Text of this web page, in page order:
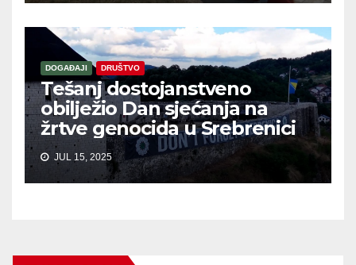
DOGAĐAJI DRUŠTVO
Tešanj dostojanstveno
obilježio Dan sjećanja na
žrtve genocida u Srebrenici
JUL 15, 2025